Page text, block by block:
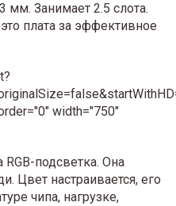
мм. Занимает 2.5 слота.
плата за эффективное
width="750"
подсветка. Она
Цвет настраивается, его
чипа, нагрузке,